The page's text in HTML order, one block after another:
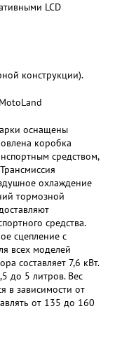
LCD
конструкции).
оснащены
коробка
средством,
охлаждение
тормозной
средства.
сцепление с
всех моделей
составляет 7,6 кВт.
до 5 литров. Вес
в зависимости от
от 135 до 160